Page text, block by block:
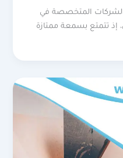
الشركات المتخصصة في
إذ تتمتع بسمعة ممتازة